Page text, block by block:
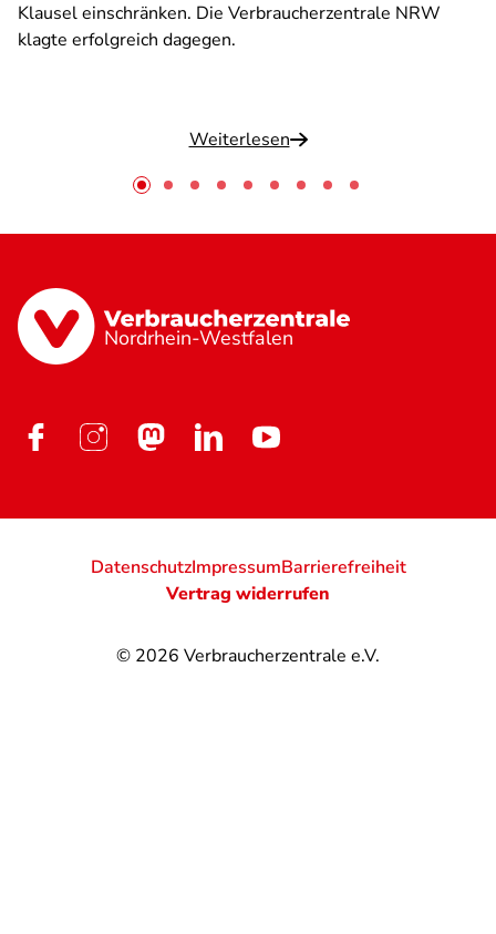
Klausel einschränken. Die Verbraucherzentrale NRW
klagte erfolgreich dagegen.
Weiterlesen
Nordrhein-Westfalen
© 2026 Verbraucherzentrale e.V.
DatenschutzImpressumBarrierefreiheit
Vertrag widerrufen